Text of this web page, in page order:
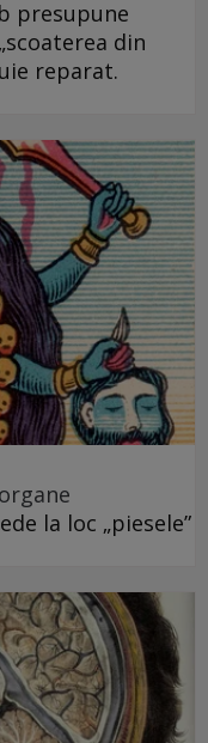
presupune
din
reparat.
la loc „piesele”